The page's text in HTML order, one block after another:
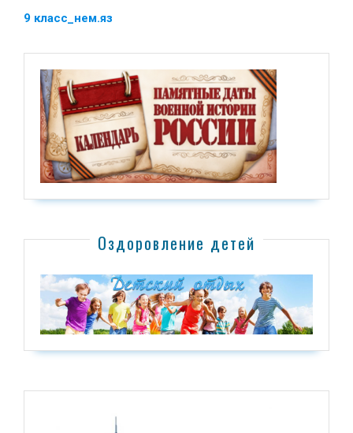
9 класс_нем.яз
Оздоровление детей